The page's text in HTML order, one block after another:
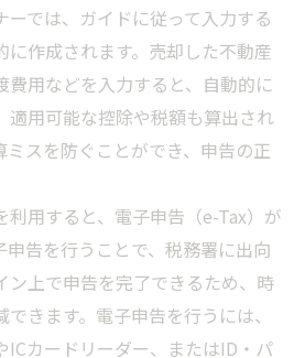
ーでは、ガイドに従って入力する
に作成されます。売却した不動産
費用などを入力すると、自動的に
適用可能な控除や税額も算出され
ミスを防ぐことができ、申告の正
利用すると、電子申告（e-Tax）が
申告を行うことで、税務署に出向
ン上で申告を完了できるため、時
きます。電子申告を行うには、
ICカードリーダー、またはID・パ